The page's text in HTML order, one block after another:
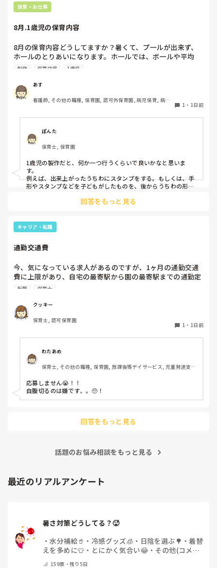
り、脚元に水入りペットボトルなどの重りを付けて補強してみ
てくださいね。安全で使いやすい方法が見つかるよう応援して
保育・お仕事
8月.1歳児の保育内容
8月の保育内容どうしてますか？暑くて、プ一ルが出来ず、
ホ一ルのとりあいになります。ホ一ルでは、ボ一ルや平均
台、風船で遊んでいます。製作で、うちわや望遠鏡や風鈴🎐
クラスです、玩具で遊ばせながら、何人かずつよんで、やっ
ています。何か、いいアイデアや、工夫など、何でもいいの
で、教えて下さい。
制作 保育内容 1歳児
あす
看護師, その他の職種, 保育園, 認可外保育園, 病児保育, 病院
1 ・ 1日前
ぽんた
保育士, 保育園
1歳児の製作だと、何か一つ行うくらいで良いかなと思いま
す。
例えば、出来上がったうちわにスタンプをする。もしくは、手
形やスタンプなどを子どもがしたものを、後からうちわの形に
雨遊び、氷遊び、など間食遊びをたくさん行っています。
す！いつもと違うおもちゃ、室内に興味津々です！
回答をもっと見る
キャリア・転職
通勤交通費
今、気になっている求人があるのですが、1ヶ月の通勤交通
費に上限があり、自宅の最寄駅から園の最寄駅までの通勤定
期代が5,000円ほどオーバーします
私としてはなかなか大きい金額なので、この時点で応募を迷
っているのですが、皆さんならどうしますか？
転職 保育士
クッキー
保育士, 認可保育園
1 ・ 1日前
わたあめ
保育士, その他の職種, 保育園, 放課後等デイサービス, 児童発達支援
応募しません😭！！
自腹切るのは嫌です、。🥺！
回答をもっと見る
話題のお悩み相談をもっと見る
最近のリアルアンケート
暑さ対策どうしてる？🥵
・水分補給🥤 ・ 冷感グッズ🧊 ・ 日陰を選ぶ🌳 ・着替
えを多めに👕 ・ とにかく気合い😂・ その他(コメン
159票・残り5日